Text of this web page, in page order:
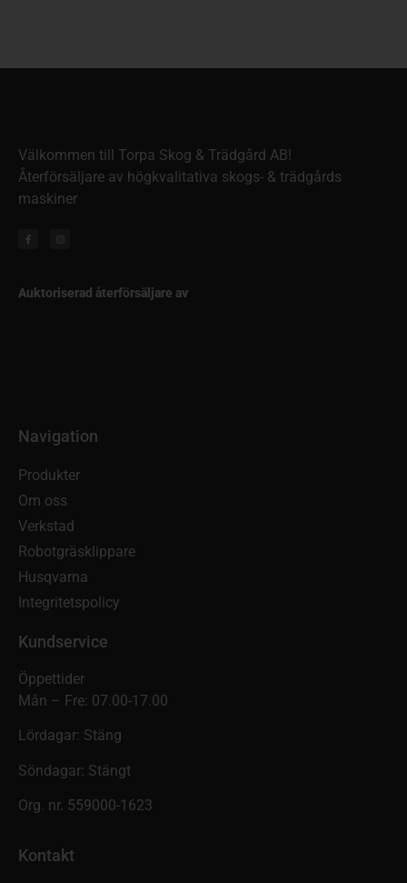
Välkommen till Torpa Skog & Trädgård AB!
Återförsäljare av högkvalitativa skogs- & trädgårds
maskiner
Auktoriserad återförsäljare av
Navigation
Produkter
Om oss
Verkstad
Robotgräsklippare
Husqvarna
Integritetspolicy
Kundservice
Öppettider
Mån – Fre: 07.00-17.00
Lördagar: Stäng
Söndagar: Stängt
Org. nr. 559000-1623
Kontakt